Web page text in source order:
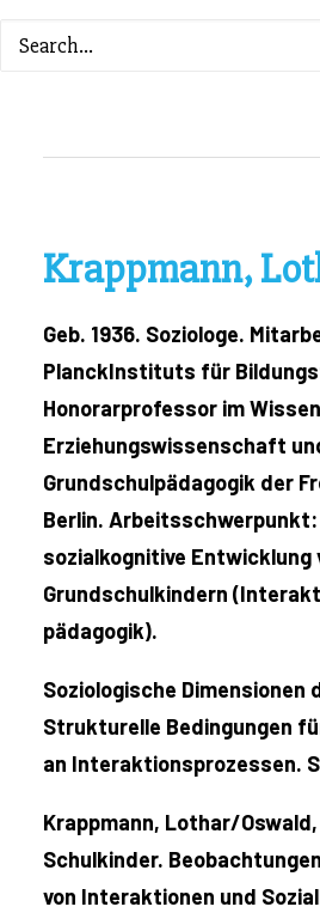
ZURÜCK ZUM INHALTSVERZEICHNIS
Krappmann,
Geb. 1936. Soziologe.
PlanckInstituts für
Honorarprofessor im
Erziehungswissenschaft
Grundschulpädagogik der
Berlin. Arbeitsschwerpunkt:
sozialkognitive Entwicklung
Grundschulkindern
pädagogik).
Soziologische
Strukturelle Bedingungen
an Interaktionsprozessen.
Krappmann, Lothar/
Schulkinder.
von Interaktionen und